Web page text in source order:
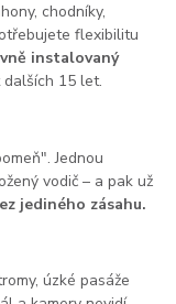
chodníky,
flexibilitu
instalovaný
15 let.
Jednou
vodič – a pak už
jediného zásahu.
úzké pasáže